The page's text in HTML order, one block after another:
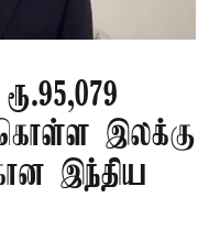
இலக்கு
இந்திய